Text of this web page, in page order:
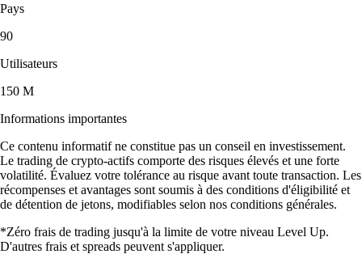
Pays
90
Utilisateurs
150 M
Informations importantes
Ce contenu informatif ne constitue pas un conseil en investissement.
Le trading de crypto-actifs comporte des risques élevés et une forte
volatilité. Évaluez votre tolérance au risque avant toute transaction. Les
récompenses et avantages sont soumis à des conditions d'éligibilité et
de détention de jetons, modifiables selon nos conditions générales.
*Zéro frais de trading jusqu'à la limite de votre niveau Level Up.
D'autres frais et spreads peuvent s'appliquer.